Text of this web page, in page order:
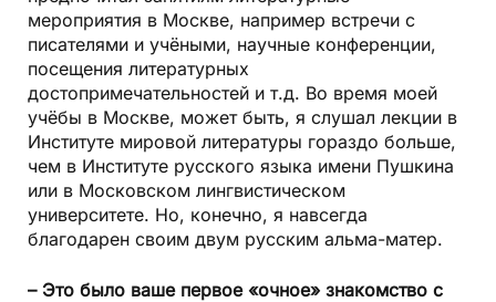
мероприятия в Москве, например встречи с
писателями и учёными, научные конференции,
посещения литературных
достопримечательностей и т.д. Во время моей
учёбы в Москве, может быть, я слушал лекции в
Институте мировой литературы гораздо больше,
чем в Институте русского языка имени Пушкина
или в Московском лингвистическом
университете. Но, конечно, я навсегда
благодарен своим двум русским альма-матер.
– Это было ваше первое «очное» знакомство с